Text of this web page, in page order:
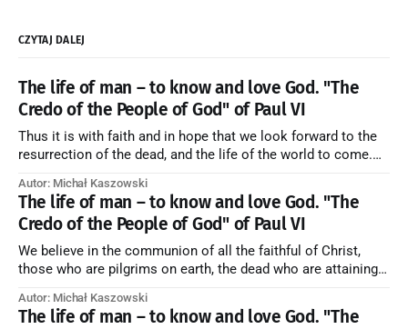
CZYTAJ DALEJ
The life of man – to know and love God. "The
Credo of the People of God" of Paul VI
Thus it is with faith and in hope that we look forward to the
resurrection of the dead, and the life of the world to come.
artykuł w starym serwisie →
Autor: Michał Kaszowski
The life of man – to know and love God. "The
Credo of the People of God" of Paul VI
We believe in the communion of all the faithful of Christ,
those who are pilgrims on earth, the dead who are attaining
forming one Church; and we believe that in this communion
the merciful love of God and His saints is
Autor: Michał Kaszowski
The life of man – to know and love God. "The